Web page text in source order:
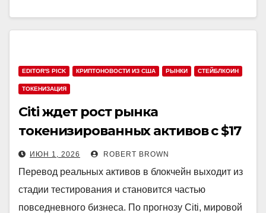
EDITOR'S PICK КРИПТОНОВОСТИ ИЗ США РЫНКИ СТЕЙБЛКОИН
ТОКЕНИЗАЦИЯ
Citi ждет рост рынка
токенизированных активов с $17
млрд до $5,5 трлн к 2030 году
ИЮН 1, 2026 ROBERT BROWN
Перевод реальных активов в блокчейн выходит из
стадии тестирования и становится частью
повседневного бизнеса. По прогнозу Citi, мировой